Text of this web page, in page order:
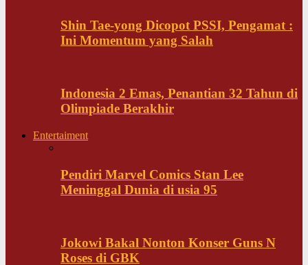
Shin Tae-yong Dicopot PSSI, Pengamat :
Ini Momentum yang Salah
Indonesia 2 Emas, Penantian 32 Tahun di
Olimpiade Berakhir
Entertaiment
Pendiri Marvel Comics Stan Lee
Meninggal Dunia di usia 95
Jokowi Bakal Nonton Konser Guns N
Roses di GBK